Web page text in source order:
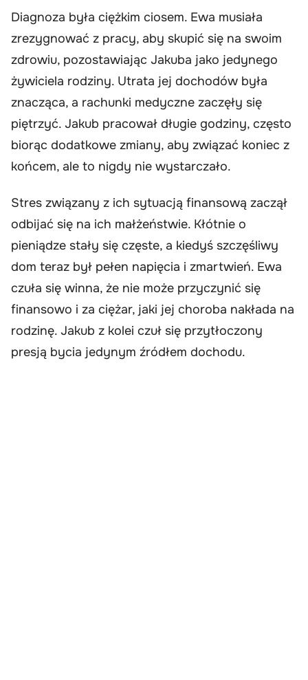
Diagnoza była ciężkim ciosem. Ewa musiała
zrezygnować z pracy, aby skupić się na swoim
zdrowiu, pozostawiając Jakuba jako jedynego
żywiciela rodziny. Utrata jej dochodów była
znacząca, a rachunki medyczne zaczęły się
piętrzyć. Jakub pracował długie godziny, często
biorąc dodatkowe zmiany, aby związać koniec z
końcem, ale to nigdy nie wystarczało.
Stres związany z ich sytuacją finansową zaczął
odbijać się na ich małżeństwie. Kłótnie o
pieniądze stały się częste, a kiedyś szczęśliwy
dom teraz był pełen napięcia i zmartwień. Ewa
czuła się winna, że nie może przyczynić się
finansowo i za ciężar, jaki jej choroba nakłada na
rodzinę. Jakub z kolei czuł się przytłoczony
presją bycia jedynym źródłem dochodu.